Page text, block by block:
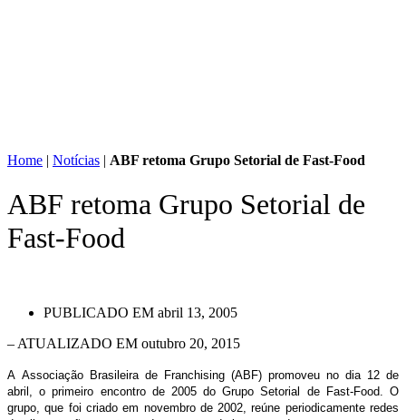
Home | Notícias | ABF retoma Grupo Setorial de Fast-Food
ABF retoma Grupo Setorial de
Fast-Food
PUBLICADO EM abril 13, 2005
– ATUALIZADO EM outubro 20, 2015
A Associação Brasileira de Franchising (ABF) promoveu no dia 12 de
abril, o primeiro encontro de 2005 do Grupo Setorial de Fast-Food. O
grupo, que foi criado em novembro de 2002, reúne periodicamente redes